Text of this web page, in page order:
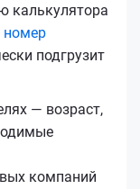
калькулятора
номер
подгрузит
— возраст,
компаний